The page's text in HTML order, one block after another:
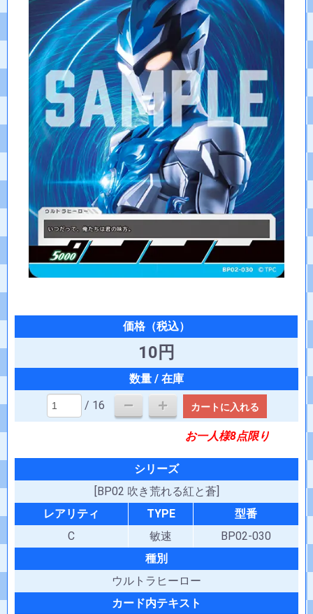
10円
/ 16 カートに入れる
お一人様8点限り
シリーズ
[BP02 吹き荒れる紅と蒼]
レアリティ
TYPE
型番
C
敏速
BP02-030
種別
ウルトラヒーロー
カード内テキスト